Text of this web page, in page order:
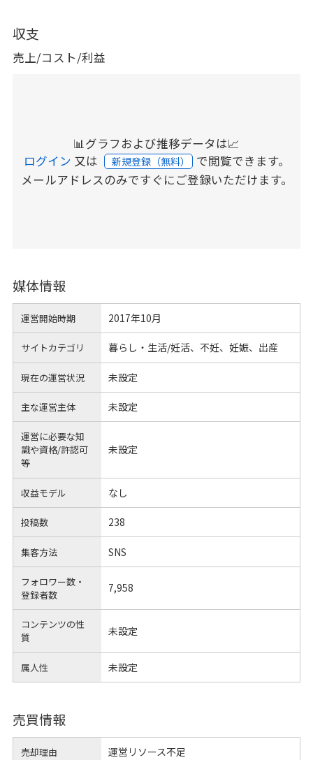
収支
売上/コスト/利益
📊グラフおよび推移データは📈
ログイン 又は 新規登録（無料） で閲覧できます。
メールアドレスのみですぐにご登録いただけます。
媒体情報
運営開始時期 2017年10月
サイトカテゴリ 暮らし・生活/妊活、不妊、妊娠、出産
現在の運営状況 未設定
主な運営主体 未設定
運営に必要な知
識や資格/許認可
等
未設定
収益モデル なし
投稿数 238
集客方法 SNS
フォロワー数・
登録者数
7,958
コンテンツの性
質
未設定
属人性 未設定
売買情報
売却理由 運営リソース不足